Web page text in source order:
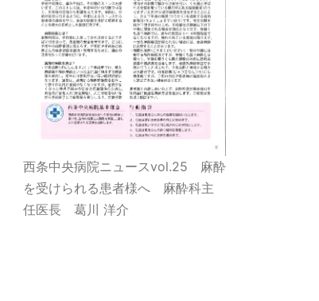
西条中央病院ニュースvol.25 麻酔
を受けられる患者様へ 麻酔科主
任医長 葛川 洋介